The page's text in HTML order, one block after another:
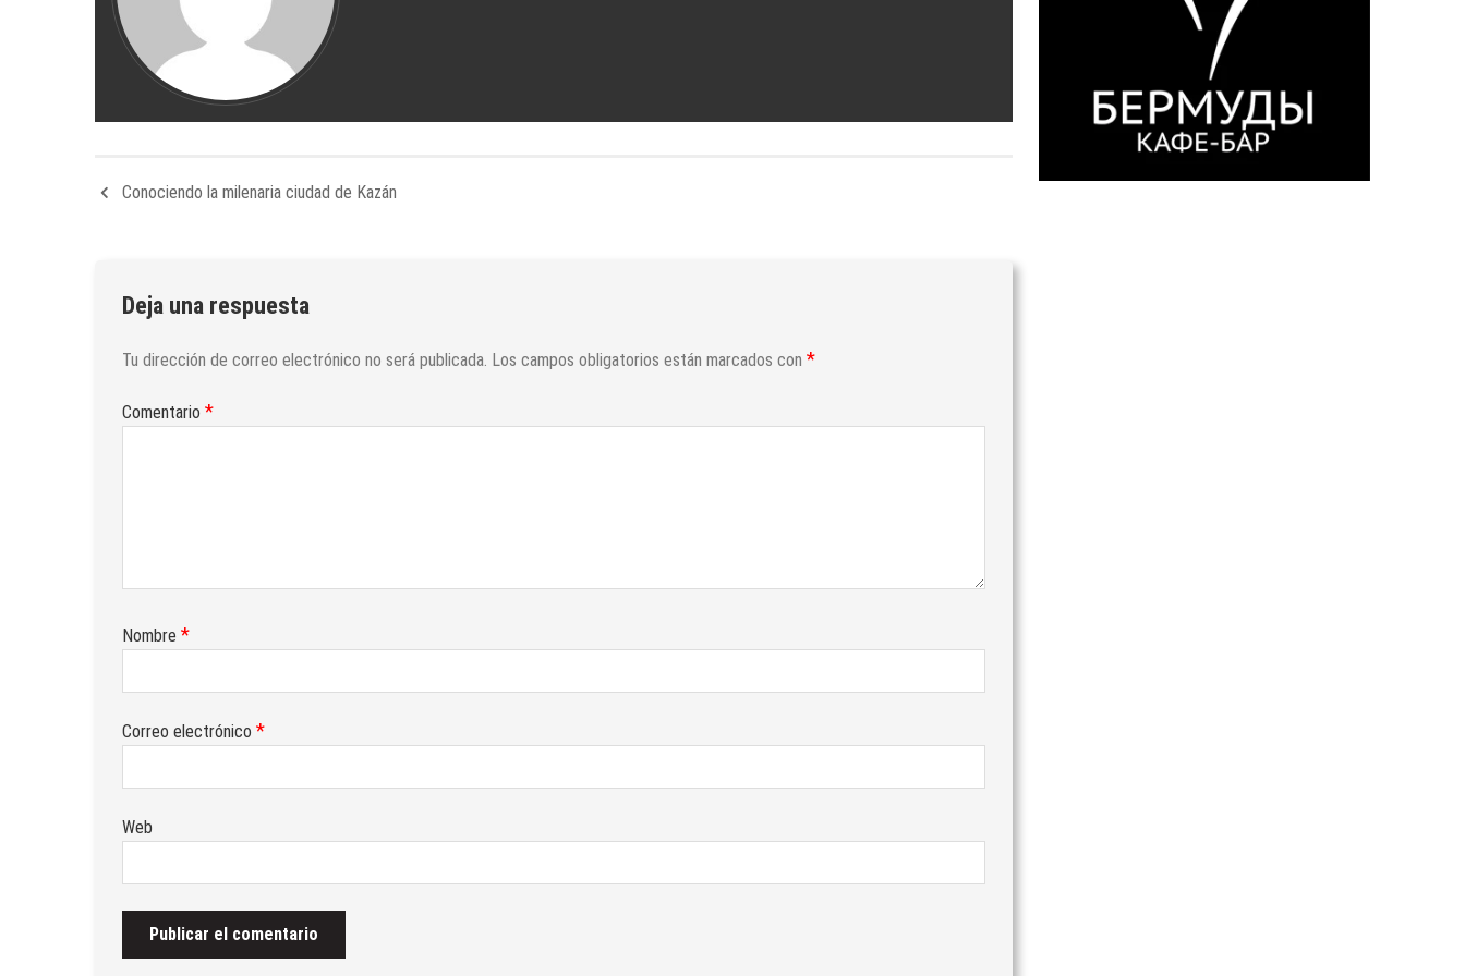
Conociendo la milenaria ciudad de Kazán
Deja una respuesta
Tu dirección de correo electrónico no será publicada. Los campos obligatorios están marcados con *
Comentario *
Nombre *
Correo electrónico *
Web